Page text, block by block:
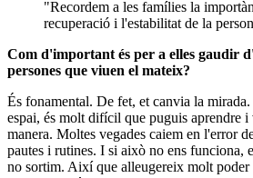
"Recordem a les famílies la
recuperació i l'estabilitat de la
Com d'important és per a elles gaudir
persones que viuen el mateix?
És fonamental. De fet, et canvia la
espai, és molt difícil que puguis aprendre i
manera. Moltes vegades caiem en l'error
pautes i rutines. I si això no ens funciona,
no sortim. Així que alleugereix molt poder